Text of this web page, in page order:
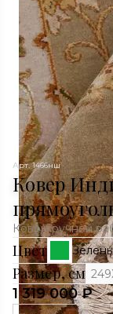
Арт. 1466нш
Ковер
Ковры ручной
Цвет
Размер, см
1 319 000 ₽